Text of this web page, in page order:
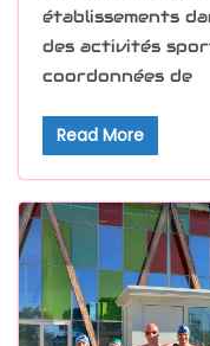
établissements
des activités
coordonnées de
Read More